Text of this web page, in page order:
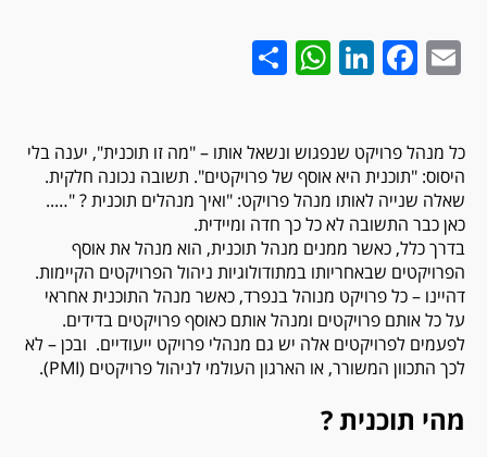
Email
Facebook
LinkedIn
WhatsApp
כל מנהל פרויקט שנפגוש ונשאל אותו – "מה זו תוכנית", יענה בלי
היסוס: "תוכנית היא אוסף של פרויקטים". תשובה נכונה חלקית.
שאלה שנייה לאותו מנהל פרויקט: "ואיך מנהלים תוכנית ? "…..
כאן כבר התשובה לא כל כך חדה ומיידית.
בדרך כלל, כאשר ממנים מנהל תוכנית, הוא מנהל את אוסף
הפרויקטים שבאחריותו במתודולוגיות ניהול הפרויקטים הקיימות.
דהיינו – כל פרויקט מנוהל בנפרד, כאשר מנהל התוכנית אחראי
על כל אותם פרויקטים ומנהל אותם כאוסף פרויקטים בדידים.
לפעמים לפרויקטים אלה יש גם מנהלי פרויקט ייעודיים. ובכן – לא
לכך התכוון המשורר, או הארגון העולמי לניהול פרויקטים (PMI
).
מהי תוכנית ?